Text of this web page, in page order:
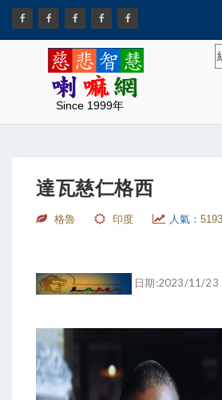
Since 1999年
達瓦慈仁格西
格魯 印度 人氣： 5193
日期:2023/11/